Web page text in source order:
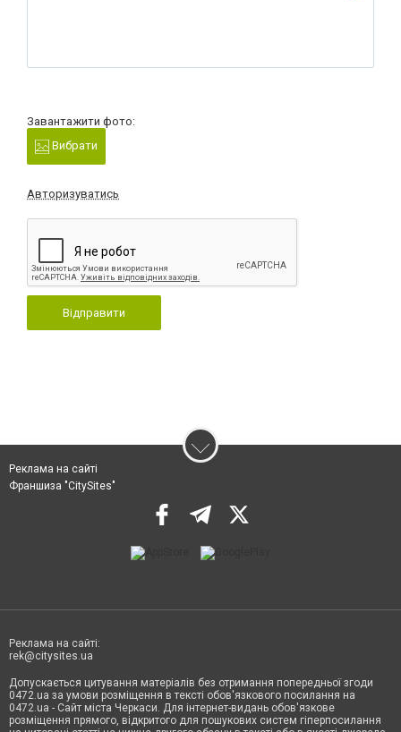
Завантажити фото:
Вибрати
Авторизуватись
Відправити
Реклама на сайті
Франшиза "CitySites"
Реклама на сайті:
rek@citysites.ua
Допускається цитування матеріалів без отримання попередньої згоди
0472.ua за умови розміщення в тексті обов'язкового посилання на
0472.ua - Сайт міста Черкаси. Для інтернет-видань обов'язкове
розміщення прямого, відкритого для пошукових систем гіперпосилання